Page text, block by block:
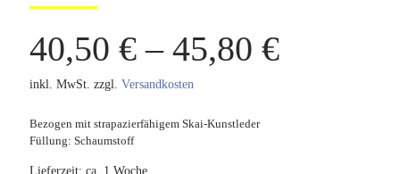
40,50 € – 45,80 €
inkl. MwSt. zzgl. Versandkosten
Bezogen mit strapazierfähigem Skai-Kunstleder
Füllung: Schaumstoff
Lieferzeit: ca. 1 Woche